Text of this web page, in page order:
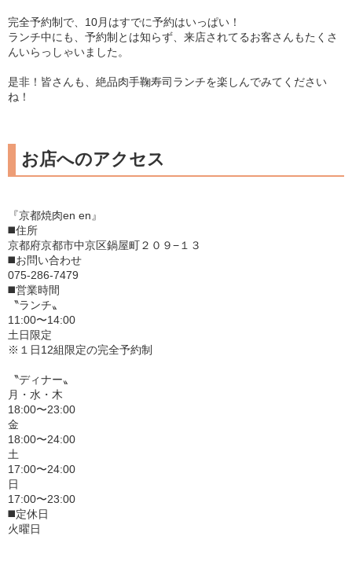
完全予約制で、10月はすでに予約はいっぱい！
ランチ中にも、予約制とは知らず、来店されてるお客さんもたくさ
んいらっしゃいました。
是非！皆さんも、絶品肉手鞠寿司ランチを楽しんでみてください
ね！
お店へのアクセス
『京都焼肉en en』
◼️住所
京都府京都市中京区鍋屋町２０９−１３
◼️お問い合わせ
075-286-7479
◼️営業時間
〝ランチ〟
11:00〜14:00
土日限定
※１日12組限定の完全予約制
〝ディナー〟
月・水・木
18:00〜23:00
金
18:00〜24:00
土
17:00〜24:00
日
17:00〜23:00
◼️定休日
火曜日